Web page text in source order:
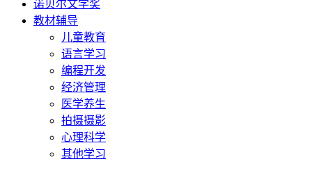
诺贝尔文学奖
教材辅导
儿童教育
语言学习
编程开发
经济管理
医学养生
拍摄摄影
心理科学
其他学习